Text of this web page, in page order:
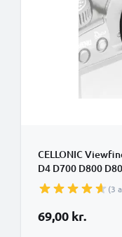
CELLONIC
D4 D700 D800
EVF Eye Piece (3
69,00 kr.